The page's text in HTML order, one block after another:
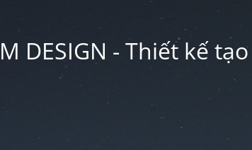
DESIGN - Thiết kế